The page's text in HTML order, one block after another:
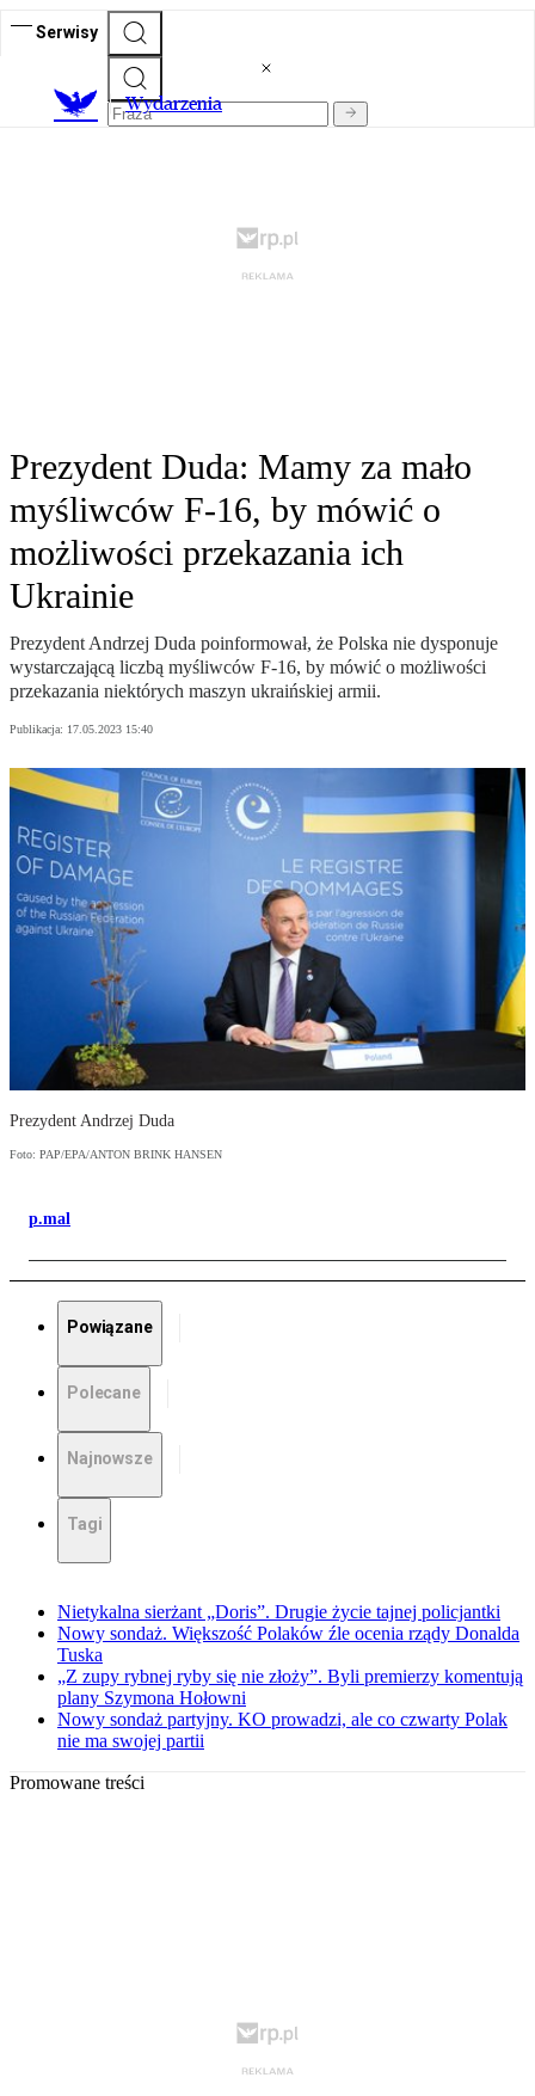
Serwisy
Wydarzenia
Prezydent Duda: Mamy za mało
myśliwców F-16, by mówić o
możliwości przekazania ich
Ukrainie
Prezydent Andrzej Duda poinformował, że Polska nie dysponuje
wystarczającą liczbą myśliwców F-16, by mówić o możliwości
przekazania niektórych maszyn ukraińskiej armii.
Publikacja: 17.05.2023 15:40
Prezydent Andrzej Duda
Foto: PAP/EPA/ANTON BRINK HANSEN
p.mal
Powiązane
Polecane
Najnowsze
Tagi
Nietykalna sierżant „Doris”. Drugie życie tajnej policjantki
Nowy sondaż. Większość Polaków źle ocenia rządy Donalda
Tuska
„Z zupy rybnej ryby się nie złoży”. Byli premierzy komentują
plany Szymona Hołowni
Nowy sondaż partyjny. KO prowadzi, ale co czwarty Polak
nie ma swojej partii
Promowane treści